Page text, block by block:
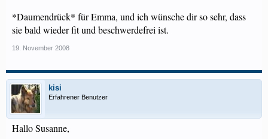
*Daumendrück* für Emma, und ich wünsche dir so sehr, dass
sie bald wieder fit und beschwerdefrei ist.
19. November 2008
kisi
Erfahrener Benutzer
Hallo Susanne,